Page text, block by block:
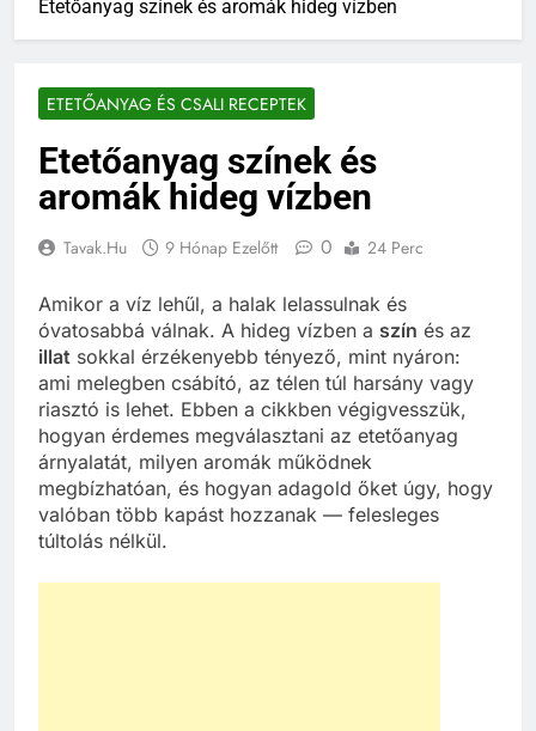
Etetőanyag színek és aromák hideg vízben
ETETŐANYAG ÉS CSALI RECEPTEK
Etetőanyag színek és
aromák hideg vízben
Tavak.hu 9 Hónap Ezelőtt 0 24 Perc
Amikor a víz lehűl, a halak lelassulnak és
óvatosabbá válnak. A hideg vízben a szín és az
illat sokkal érzékenyebb tényező, mint nyáron:
ami melegben csábító, az télen túl harsány vagy
riasztó is lehet. Ebben a cikkben végigvesszük,
hogyan érdemes megválasztani az etetőanyag
árnyalatát, milyen aromák működnek
megbízhatóan, és hogyan adagold őket úgy, hogy
valóban több kapást hozzanak — felesleges
túltolás nélkül.